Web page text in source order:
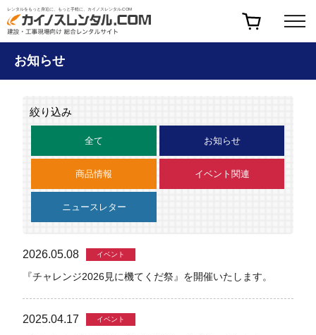
レンタルをもっと身近に、もっと手軽に、カイノスレンタル.COM
お知らせ
絞り込み
全て お知らせ
商品情報 イベント関連
ニュースレター
2026.05.08 イベント
『チャレンジ2026見に機てくだ祭』を開催いたします。
2025.04.17 イベント